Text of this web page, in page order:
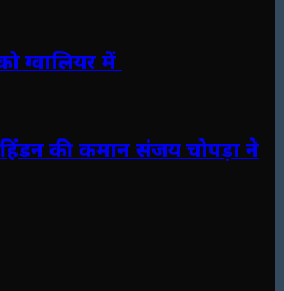
ग्वालियर में
की कमान संजय चोपड़ा ने